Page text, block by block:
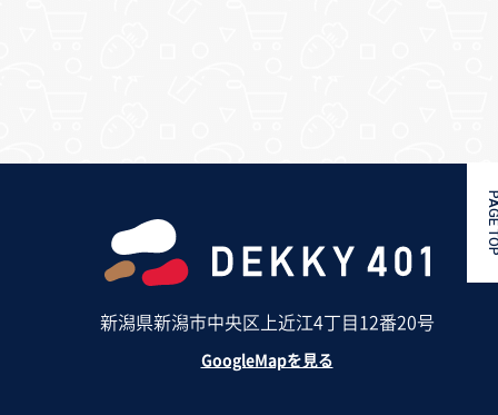
新潟県新潟市中央区上近江4丁目12番20号
GoogleMapを見る